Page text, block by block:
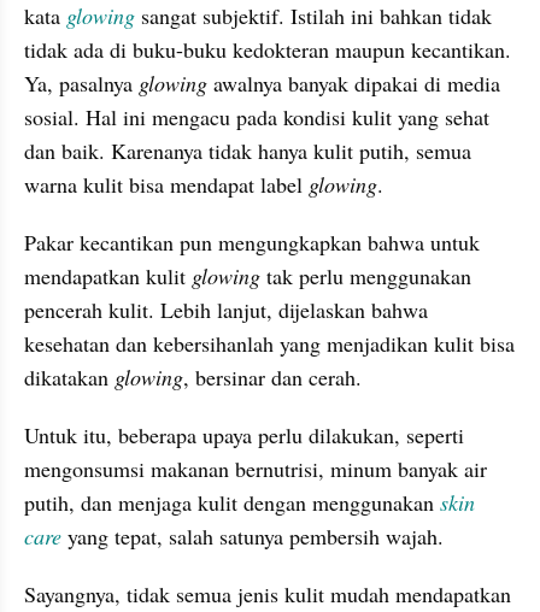
kata glowing sangat subjektif. Istilah ini bahkan tidak
tidak ada di buku-buku kedokteran maupun kecantikan.
Ya, pasalnya glowing awalnya banyak dipakai di media
sosial. Hal ini mengacu pada kondisi kulit yang sehat
dan baik. Karenanya tidak hanya kulit putih, semua
warna kulit bisa mendapat label glowing.
Pakar kecantikan pun mengungkapkan bahwa untuk
mendapatkan kulit glowing tak perlu menggunakan
pencerah kulit. Lebih lanjut, dijelaskan bahwa
kesehatan dan kebersihanlah yang menjadikan kulit bisa
dikatakan glowing, bersinar dan cerah.
Untuk itu, beberapa upaya perlu dilakukan, seperti
mengonsumsi makanan bernutrisi, minum banyak air
putih, dan menjaga kulit dengan menggunakan skin
care yang tepat, salah satunya pembersih wajah.
Sayangnya, tidak semua jenis kulit mudah mendapatkan